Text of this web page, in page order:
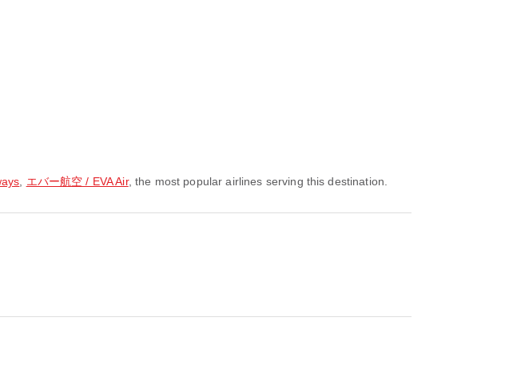
エバー航空 / EVA Air, the most popular airlines serving this destination.